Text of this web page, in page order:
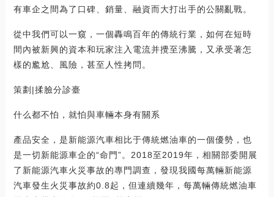
有車企之間為了口碑、銷量、融資而大打出手的公關亂戰。
從中我們可以一窺，一個轟鳴百年的傳統行業，如何在短時
間內被新興的資本和玩家注入電流并攪至沸騰，又承受著怎
樣的尷尬、風險，甚至人性拷問。
策劃|揉臉分診臺
什么都不怕，就怕與車輛本身有關系
產品安全，是新能源汽車相比于傳統燃油車的一個優勢，也
是一切新能源車企的“命門”。2018至2019年，相關部委開展
了新能源汽車火災事故的專門調查，發現我國每萬輛新能源
汽車發生火災事故約0.8起，但連續幾年，每萬輛傳統燃油車